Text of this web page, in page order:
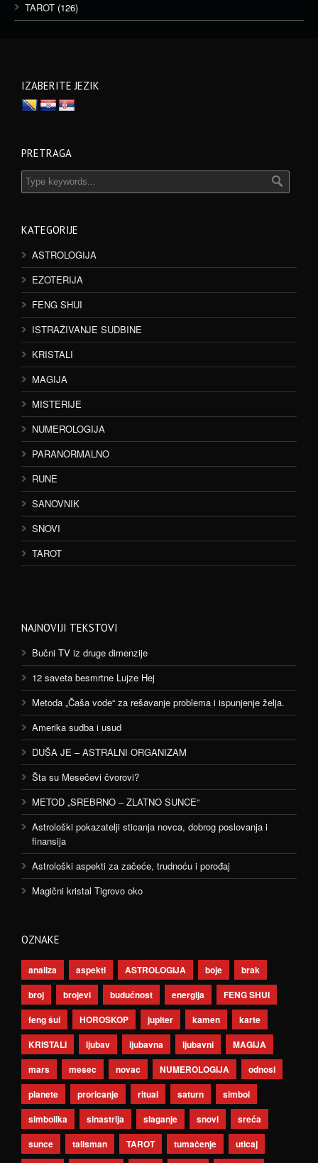
TAROT (126)
IZABERITE JEZIK
PRETRAGA
KATEGORIJE
ASTROLOGIJA
EZOTERIJA
FENG SHUI
ISTRAŽIVANJE SUDBINE
KRISTALI
MAGIJA
MISTERIJE
NUMEROLOGIJA
PARANORMALNO
RUNE
SANOVNIK
SNOVI
TAROT
NAJNOVIJI TEKSTOVI
Bučni TV iz druge dimenzije
12 saveta besmrtne Lujze Hej
Metoda „Čaša vode“ za rešavanje problema i ispunjenje želja.
Amerika sudba i usud
DUŠA JE – ASTRALNI ORGANIZAM
Šta su Mesečevi čvorovi?
METOD „SREBRNO – ZLATNO SUNCE“
Astrološki pokazatelji sticanja novca, dobrog poslovanja i
finansija
Astrološki aspekti za začeće, trudnoću i porođaj
Magični kristal Tigrovo oko
OZNAKE
analiza aspekti ASTROLOGIJA boje
brak
broj
brojevi budućnost energija
FENG SHUI
feng šui
HOROSKOP jupiter kamen
karte
KRISTALI
ljubav ljubavna ljubavni
MAGIJA
mars
mesec novac NUMEROLOGIJA
odnosi
planete
proricanje ritual saturn
simbol
simbolika
sinastrija slaganje snovi
sreća
sunce
talisman TAROT tumačenje
uticaj